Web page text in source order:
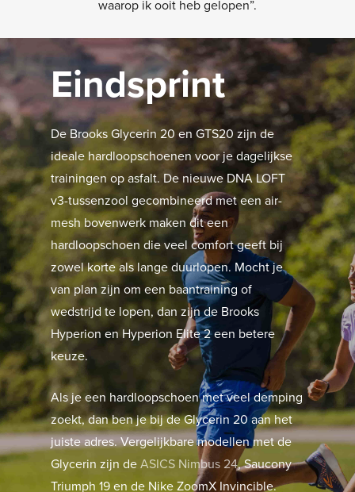
waarop ik ooit heb gelopen”.
Eindsprint
De Brooks Glycerin 20 en GTS20 zijn de
ideale hardloopschoenen voor je dagelijkse
trainingen op asfalt. De nieuwe DNA LOFT
v3-tussenzool gecombineerd met een air-
mesh bovenwerk maken dit een
hardloopschoen die veel comfort geeft bij
zowel korte als lange duurlopen. Mocht je
van plan zijn om een baantraining of
wedstrijd te lopen, dan zijn de Brooks
Hyperion en Hyperion Elite 2 een betere
keuze.
Als je een hardloopschoen met veel demping
zoekt, dan ben je bij de Glycerin 20 aan het
juiste adres. Vergelijkbare modellen met de
Glycerin zijn deASICS Nimbus 24, Saucony
Triumph 19 en de Nike ZoomX Invincible.